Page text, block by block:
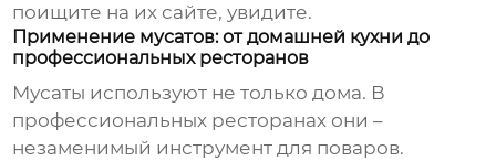
поищите на их сайте, увидите.
Применение мусатов: от домашней кухни до
профессиональных ресторанов
Мусаты используют не только дома. В
профессиональных ресторанах они –
незаменимый инструмент для поваров.